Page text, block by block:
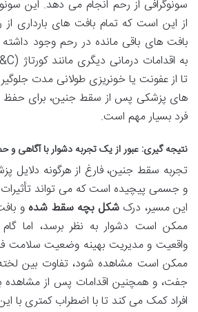
سونوگرافی از رحم انجام می دهد. این
از این است که تمام بافت های بارداری
بافت های باقی مانده در رحم وجود
تا از عفونت یا خونریزی طولانی مدت
های پزشکی پس از سقط جنین، برای
فرد بسیار مهم است.
نتیجه گیری: عبور از یک تجربه دشوار با آگاهی و
تجربه سقط جنین، فارغ از هرگونه دلایل
و جسمی پیچیده است که می تواند تأثیرات
این مسیر، درکشکل بچه سقط شده و
ممکن است دشوار به نظر برسد، اما
واقعیت و مدیریت بهینه وضعیت سلامت
ممکن است مشاهده شود، تفاوت بین
جفت، و همچنین اقدامات پس از مشاهده
افراد کمک می کند تا با اضطراب کمتری با